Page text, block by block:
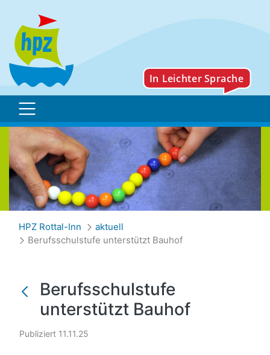
Berufsschulstufe
HPZ Rottal-Inn
aktuell
Berufsschulstufe unterstützt Bauhof
Berufsschulstufe
unterstützt Bauhof
Publiziert 11.11.25